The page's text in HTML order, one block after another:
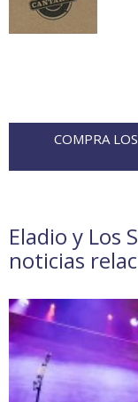
COMPRA
Eladio y Los
noticias